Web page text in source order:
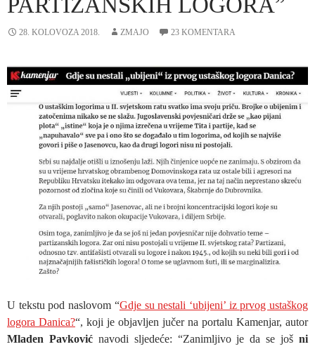
28. KOLOVOZA 2018. ZMAJO 23 KOMENTARA
U tekstu pod naslovom “Gdje su nestali ‘ubijeni’ iz prvog ustaškog
logora Danica?“, koji je objavljen jučer na portalu Kamenjar, autor
Mladen Pavkovićnavodi sljedeće: “Zanimljivo je da se jošni